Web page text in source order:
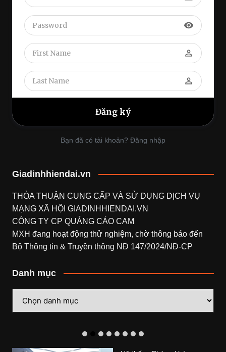
visibility
perm_identity
perm_identity
Bạn đã có tài khoản? Đăng nhập
Giadinhhiendai.vn
THỎA THUẬN CUNG CẤP VÀ SỬ DỤNG DỊCH VỤ
MẠNG XÃ HỘI GIADINHHIENDAI.VN
CÔNG TY CP QUẢNG CÁO CAM
MXH đang hoạt động thử nghiệm, chờ thông báo đến
Bộ Thông tin & Truyền thông NĐ 147/2024/NĐ-CP
Danh mục
mục